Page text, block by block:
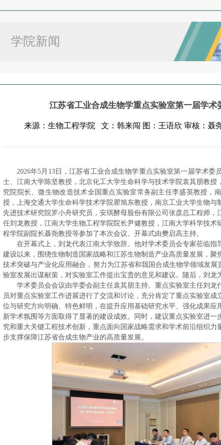
学院新闻
江苏省工业合成生物学重点实验室第一届学术
来源：生物工程学院 文：韩来闯 图：王语欣 审核：聂
2026年5月13日，江苏省工业合成生物学重点实验室第一届学术
士、江南大学陈坚教授，北京化工大学生命科学与技术学院袁其朋教
究院院长、微生物改造技术全国重点实验室常务副主任李盛英教授，
授，上海交通大学生命科学技术学院瞿旭东教授，南京工业大学生物
先进技术研究院罗小舟研究员，安琪酵母股份有限公司张彦总工程师
任刘龙教授，江南大学生物工程学院院长尹健教授，江南大学科学技
程学院副院长聂尧教授等参加了本次会议。开幕式由樊启高主持。
在开幕式上，刘龙代表江南大学致辞。他对学术委员会专家莅临指
建设以来，围绕生物制造国家战略和江苏生物制造产业高质量发展，
技术突破与产业化应用融合，努力为江苏省和我国合成生物学领域发展
验室发展出谋献策，对实验室工作提出宝贵的意见和建议。随后，刘
学术委员会会议由学委会副主任袁其朋主持。重点实验室主任刘龙
员对重点实验室工作进展进行了交流和讨论，充分肯定了重点实验室
位与研究方向明确、特色鲜明，在提升应用基础研究水平、强化成果
新学术氛围等方面取得了显著的建设成效。同时，建议重点实验室进
究和重大关键工程技术创新，重点面向国家战略需求和学术前沿组织
步支撑保障江苏省合成生物产业的高质量发展。